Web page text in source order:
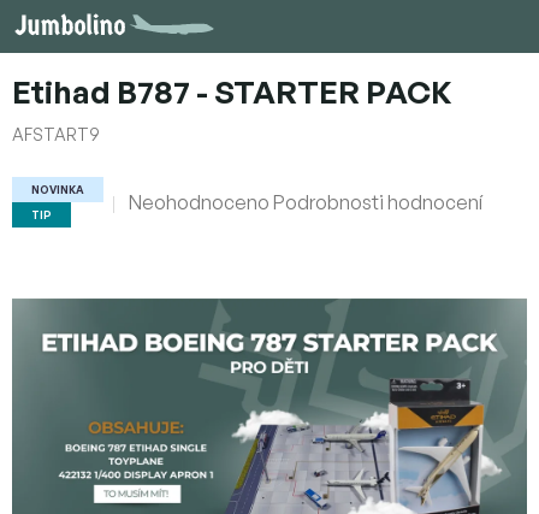
Přejít
na
Etihad B787 - STARTER PACK
AFSTART9
NOVINKA
TIP
Průměrné
0,0
z
5
hvězdiček.
Neohodnoceno Podrobnosti hodnocení